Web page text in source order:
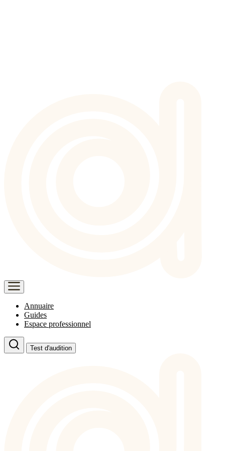
Annuaire
Guides
Espace professionnel
Test d'audition